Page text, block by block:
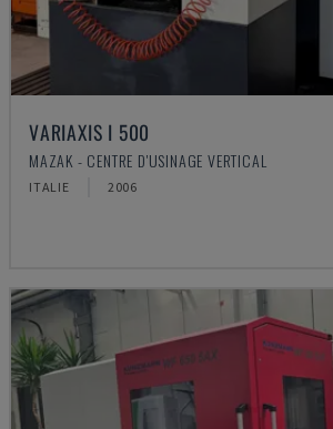
VARIAXIS I 500
MAZAK - CENTRE D'USINAGE VERTICAL
ITALIE 2006